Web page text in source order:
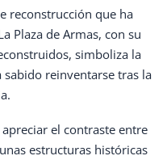
reconstrucción que ha
Plaza de Armas, con su
simboliza la
sabido reinventarse tras la
el contraste entre
estructuras históricas